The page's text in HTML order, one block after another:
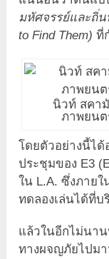
มหัศจรรย์และถิ่น
to Find Them) ที่
นิวท์ สคา
ภาพยนต
โดยตัวอย่างนี้ได้
ประชุมของ E3
ใน L.A. ซึ่งภาย
ทดลองเล่นได้ที่
แล้วในอีกไม่นาน
ทางผจญภัยไปมา